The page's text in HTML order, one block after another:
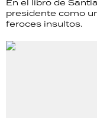
presidente como
feroces insultos.